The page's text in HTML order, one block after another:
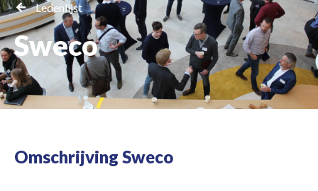
Ledenlijst
Sweco
Omschrijving Sweco